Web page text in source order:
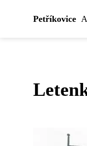
Petříkovice